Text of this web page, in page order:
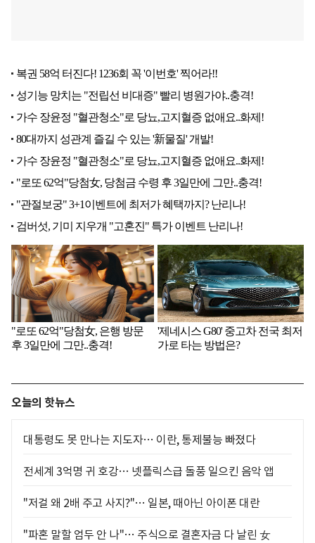
오늘의 핫뉴스
대통령도 못 만나는 지도자… 이란, 통제불능 빠졌다
전세계 3억명 귀 호강… 넷플릭스급 돌풍 일으킨 음악 앱
"저걸 왜 2배 주고 사지?"… 일본, 때아닌 아이폰 대란
"파혼 말할 엄두 안 나"… 주식으로 결혼자금 다 날린 女